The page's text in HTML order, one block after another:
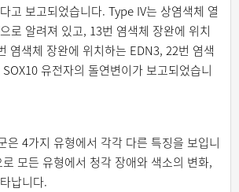
고 보고되었습니다. Type IV는 상염색체 열
로 알려져 있고, 13번 염색체 장완에 위치
염색체 장완에 위치하는 EDN3, 22번 염색
유전자의 돌연변이가 보고되었습니
은 4가지 유형에서 각각 다른 특징을 보입니
모든 유형에서 청각 장애와 색소의 변화,
납니다.